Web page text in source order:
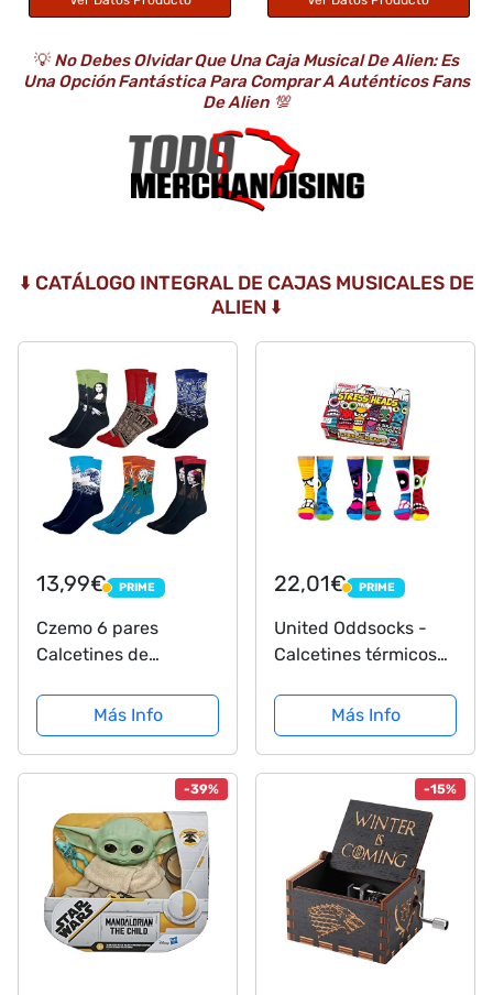
💡 No Debes Olvidar Que Una Caja Musical De Alien: Es
Una Opción Fantástica Para Comprar A Auténticos Fans
De Alien 💯
⬇️ CATÁLOGO INTEGRAL DE CAJAS MUSICALES DE
ALIEN ⬇️
13,99€ PRIME
PRIME
Czemo 6 pares
Calcetines de
Mujer Arte Retro
Pinturas Famosas
Calcetines
Más Info
22,01€ PRIME
PRIME
United Oddsocks -
Calcetines térmicos
Modelo: The Stress
Heads, colorido, Talla:
39-46
Más Info
-39% -15%